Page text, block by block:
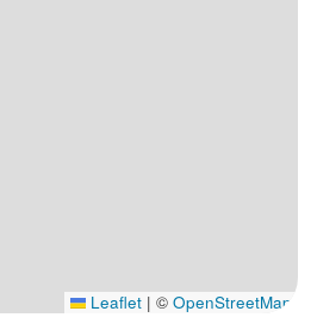
Leaflet | © OpenStreetMap